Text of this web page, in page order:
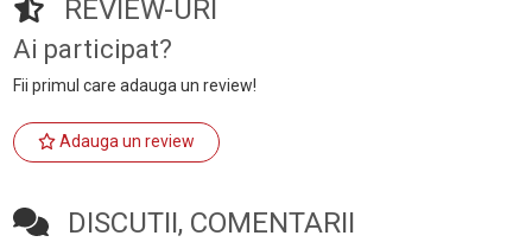
REVIEW-URI
Ai participat?
Fii primul care adauga un review!
Adauga un review
DISCUTII, COMENTARII